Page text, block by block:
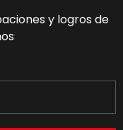
y logros de